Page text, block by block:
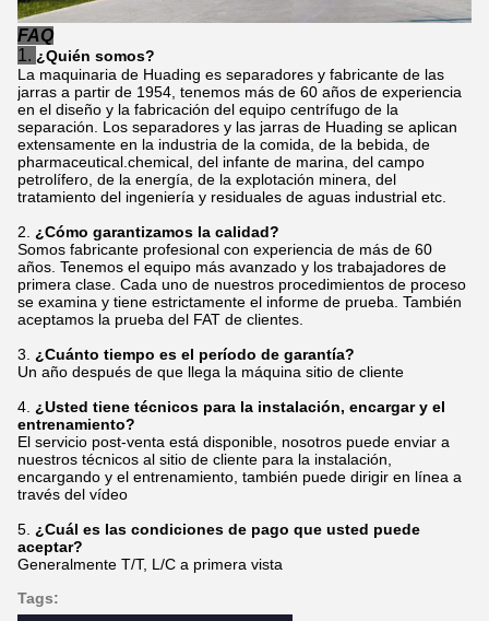
FAQ
1. ¿Quién somos?
La maquinaria de Huading es separadores y fabricante de las
jarras a partir de 1954, tenemos más de 60 años de experiencia
en el diseño y la fabricación del equipo centrífugo de la
separación. Los separadores y las jarras de Huading se aplican
extensamente en la industria de la comida, de la bebida, de
pharmaceutical.chemical, del infante de marina, del campo
petrolífero, de la energía, de la explotación minera, del
tratamiento del ingeniería y residuales de aguas industrial etc.
2. ¿Cómo garantizamos la calidad?
Somos fabricante profesional con experiencia de más de 60
años. Tenemos el equipo más avanzado y los trabajadores de
primera clase. Cada uno de nuestros procedimientos de proceso
se examina y tiene estrictamente el informe de prueba. También
aceptamos la prueba del FAT de clientes.
3. ¿Cuánto tiempo es el período de garantía?
Un año después de que llega la máquina sitio de cliente
4. ¿Usted tiene técnicos para la instalación, encargar y el
entrenamiento?
El servicio post-venta está disponible, nosotros puede enviar a
nuestros técnicos al sitio de cliente para la instalación,
encargando y el entrenamiento, también puede dirigir en línea a
través del vídeo
5. ¿Cuál es las condiciones de pago que usted puede
aceptar?
Generalmente T/T, L/C a primera vista
Tags: